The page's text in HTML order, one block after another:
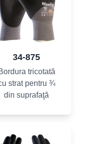
34-875
tricotată
strat pentru ¾
din suprafaţă